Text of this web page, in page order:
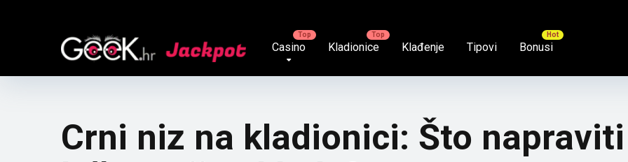
Casino Kladionice Klađenje Tipovi Bonusi
Crni niz na kladionici: Što